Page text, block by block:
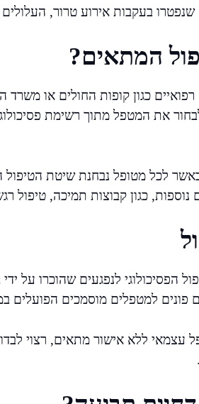
בעקבות אירוע טרור, העלולים
המתאים?
כגון קופות החולים או
את המטפל מתוך רשימת
לכל מטופל נבחנת שיטת הטיפול
כגון קבוצות תמיכה, טיפול
הפסיכולוגי לנפגעים שהוכרו על ידי
פונים למטפלים מוסמכים הפועלים
עצמאי ללא אישור מתאים, רצוי